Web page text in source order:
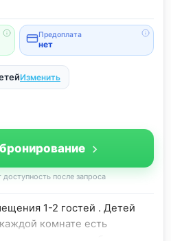
Предоплата
нет
Изменить
после запроса
1-2 гостей . Детей
комнате есть